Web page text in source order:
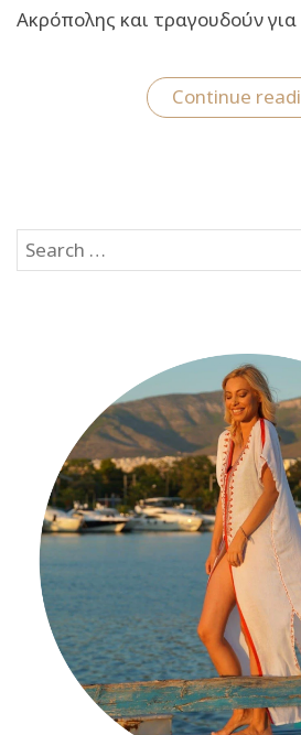
Ακρόπολης και τραγουδούν
Continue
Search
for: